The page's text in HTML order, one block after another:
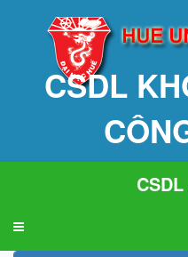
CSDL
CSDL
Toggle